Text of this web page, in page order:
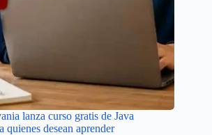
lanza curso gratis de Java
quienes desean aprender